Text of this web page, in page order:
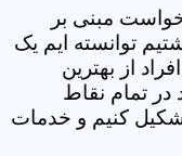
مبنی بر
توانسته ایم یک
از بهترین
در تمام نقاط
کنیم و خدمات